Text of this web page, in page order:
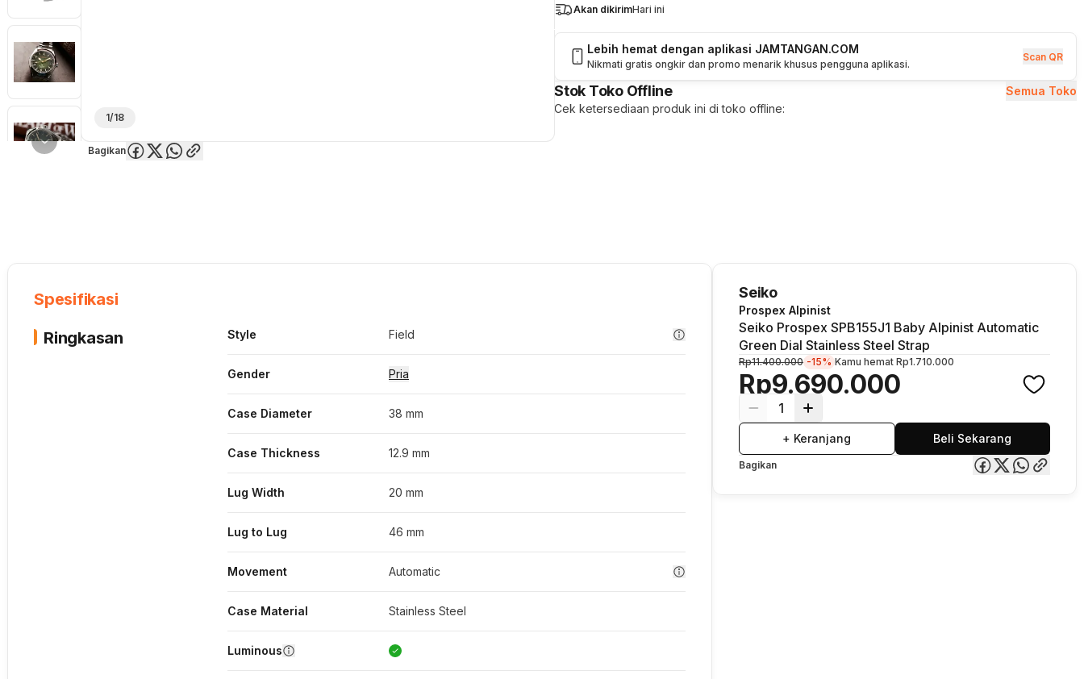
1/18
Bagikan
Akan dikirimHari ini
Lebih hemat dengan aplikasi JAMTANGAN.COM
Nikmati gratis ongkir dan promo menarik khusus pengguna aplikasi.
Scan QR
Stok Toko Offline
Semua Toko
Cek ketersediaan produk ini di toko offline:
Spesifikasi
Ringkasan
Style Field
Gender Pria
Case Diameter 38 mm
Case Thickness 12.9 mm
Lug Width 20 mm
Lug to Lug 46 mm
Movement Automatic
Case Material Stainless Steel
Luminous
Seiko
Prospex Alpinist
Seiko Prospex SPB155J1 Baby Alpinist Automatic
Green Dial Stainless Steel Strap
Rp9.690.000
Rp11.400.000 -15% Kamu hemat Rp1.710.000
1
+ Keranjang Beli Sekarang
Bagikan